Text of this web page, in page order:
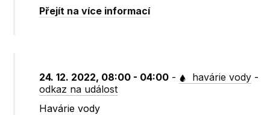
Přejít na více informací
24. 12. 2022, 08:00 - 04:00 - havárie vody -
odkaz na událost
Havárie vody